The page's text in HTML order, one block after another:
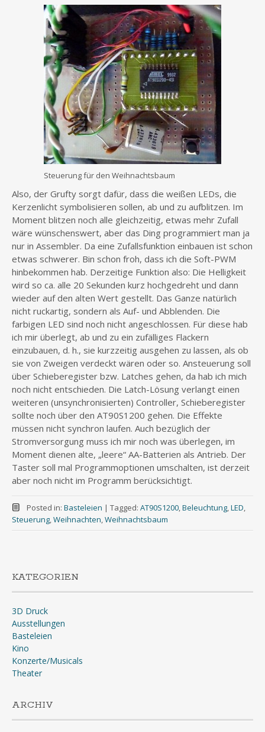
Steuerung für den Weihnachtsbaum
Also, der Grufty sorgt dafür, dass die weißen LEDs, die
Kerzenlicht symbolisieren sollen, ab und zu aufblitzen. Im
Moment blitzen noch alle gleichzeitig, etwas mehr Zufall
wäre wünschenswert, aber das Ding programmiert man ja
nur in Assembler. Da eine Zufallsfunktion einbauen ist schon
etwas schwerer. Bin schon froh, dass ich die Soft-PWM
hinbekommen hab. Derzeitige Funktion also: Die Helligkeit
wird so ca. alle 20 Sekunden kurz hochgedreht und dann
wieder auf den alten Wert gestellt. Das Ganze natürlich
nicht ruckartig, sondern als Auf- und Abblenden. Die
farbigen LED sind noch nicht angeschlossen. Für diese hab
ich mir überlegt, ab und zu ein zufälliges Flackern
einzubauen, d. h., sie kurzzeitig ausgehen zu lassen, als ob
sie von Zweigen verdeckt wären oder so. Ansteuerung soll
über Schieberegister bzw. Latches gehen, da hab ich mich
noch nicht entschieden. Die Latch-Lösung verlangt einen
weiteren (unsynchronisierten) Controller, Schieberegister
sollte noch über den AT90S1200 gehen. Die Effekte
müssen nicht synchron laufen. Auch bezüglich der
Stromversorgung muss ich mir noch was überlegen, im
Moment dienen alte, „leere“ AA-Batterien als Antrieb. Der
Taster soll mal Programmoptionen umschalten, ist derzeit
aber noch nicht im Programm berücksichtigt.
Posted in: Basteleien | Tagged: AT90S1200, Beleuchtung, LED
Steuerung Weihnachten Weihnachtsbaum
KATEGORIEN
3D Druck
Ausstellungen
Basteleien
Kino
Konzerte/Musicals
Theater
ARCHIV